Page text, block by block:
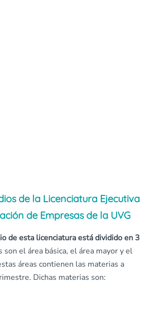
de la Licenciatura Ejecutiva
de Empresas de la UVG
de esta licenciatura está dividido en 3
son el área básica, el área mayor y el
áreas contienen las materias a
Dichas materias son: